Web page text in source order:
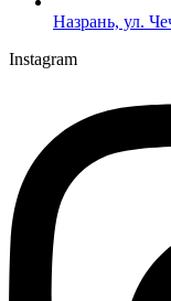
Назрань, ул.
Instagram